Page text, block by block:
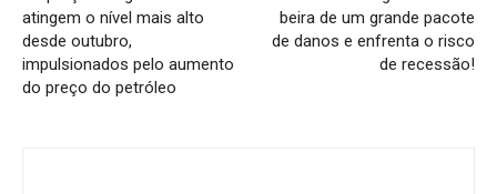
atingem o nível mais alto
desde outubro,
impulsionados pelo aumento
do preço do petróleo
beira de um grande pacote
de danos e enfrenta o risco
de recessão!